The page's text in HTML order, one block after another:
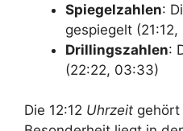
Spiegelzahlen:
gespiegelt (21:12,
Drillingszahlen:
(22:22, 03:33)
Die 12:12 Uhrzeit gehört